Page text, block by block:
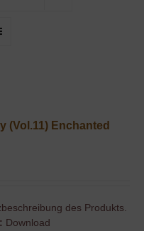
(Vol.11) Enchanted
des Produkts.
Download